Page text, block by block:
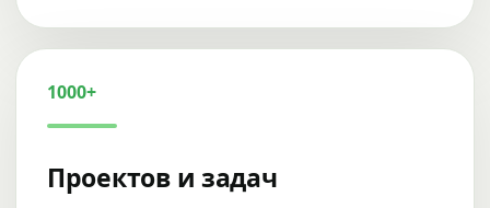
1000+
Проектов и задач